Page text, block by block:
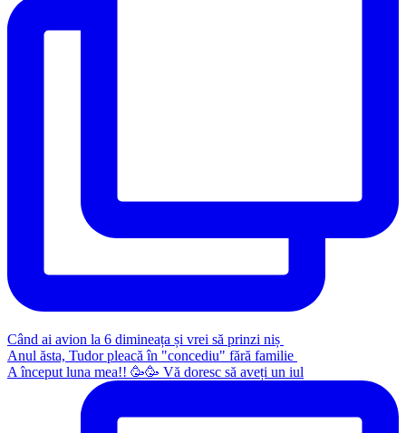
Când ai avion la 6 dimineața și vrei să prinzi niș
Anul ăsta, Tudor pleacă în "concediu" fără familie
A început luna mea!! 🥳🥳 Vă doresc să aveți un iul